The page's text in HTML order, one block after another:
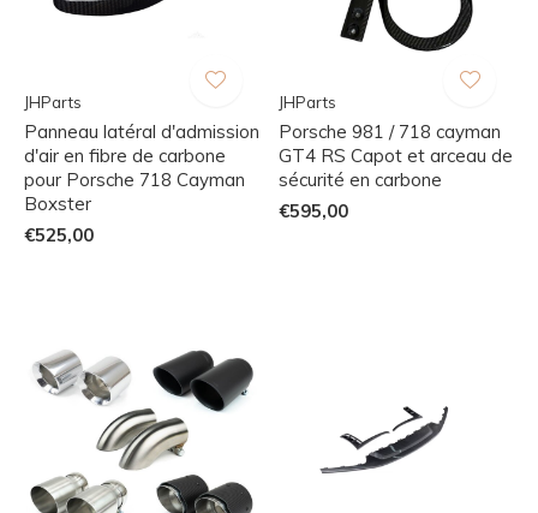
JHParts
Panneau latéral d'admission
d'air en fibre de carbone
pour Porsche 718 Cayman
Boxster
€525,00
JHParts
Porsche 981 / 718 cayman
GT4 RS Capot et arceau de
sécurité en carbone
€595,00